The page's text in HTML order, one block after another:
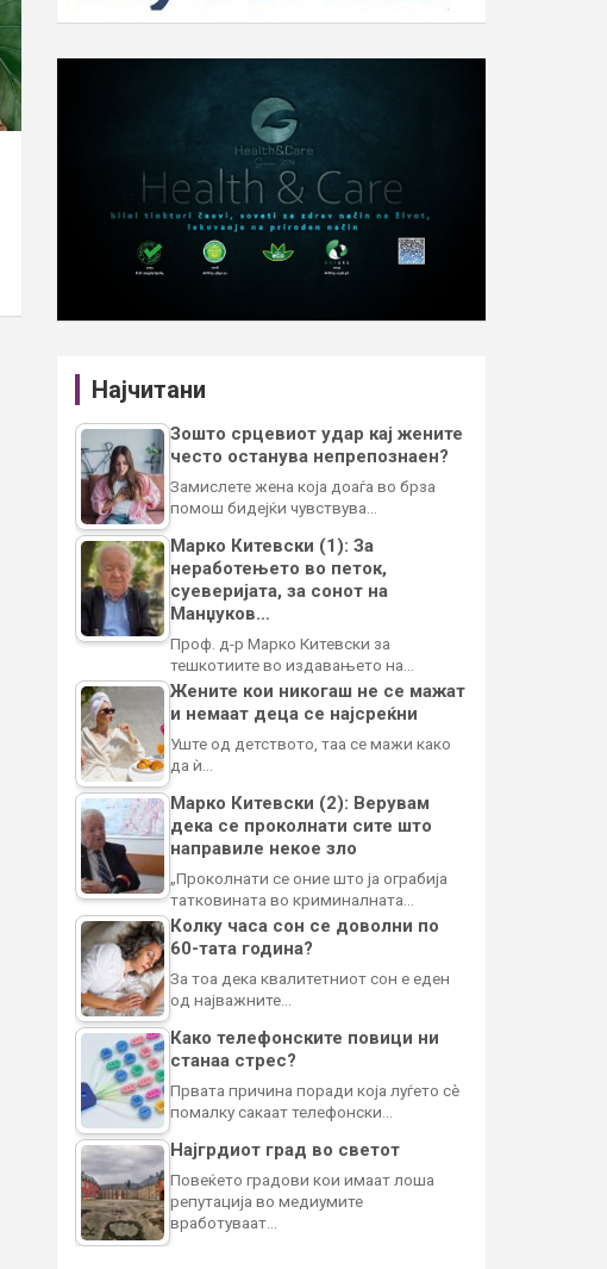
Најчитани
Зошто срцевиот удар кај жените
често останува непрепознаен?
Замислете жена која доаѓа во брза
помош бидејќи чувствува…
Марко Китевски (1): За
неработењето во петок,
суеверијата, за сонот на
Манџуков…
Проф. д-р Марко Китевски за
тешкотиите во издавањето на…
Жените кои никогаш не се мажат
и немаат деца се најсреќни
Уште од детството, таа се мажи како
да ѝ…
Марко Китевски (2): Верувам
дека се проколнати сите што
направиле некое зло
„Проколнати се оние што ја ограбија
татковината во криминалната…
Колку часа сон се доволни по
60-тата година?
За тоа дека квалитетниот сон е еден
од најважните…
Како телефонските повици ни
станаа стрес?
Првата причина поради која луѓето сè
помалку сакаат телефонски…
Најгрдиот град во светот
Повеќето градови кои имаат лоша
репутација во медиумите
вработуваат…